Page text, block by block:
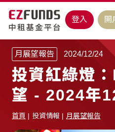
登入 開
月展望報告 2024/12/24
投資紅綠燈
望 - 2024年
首頁 投資情報 月展望報告